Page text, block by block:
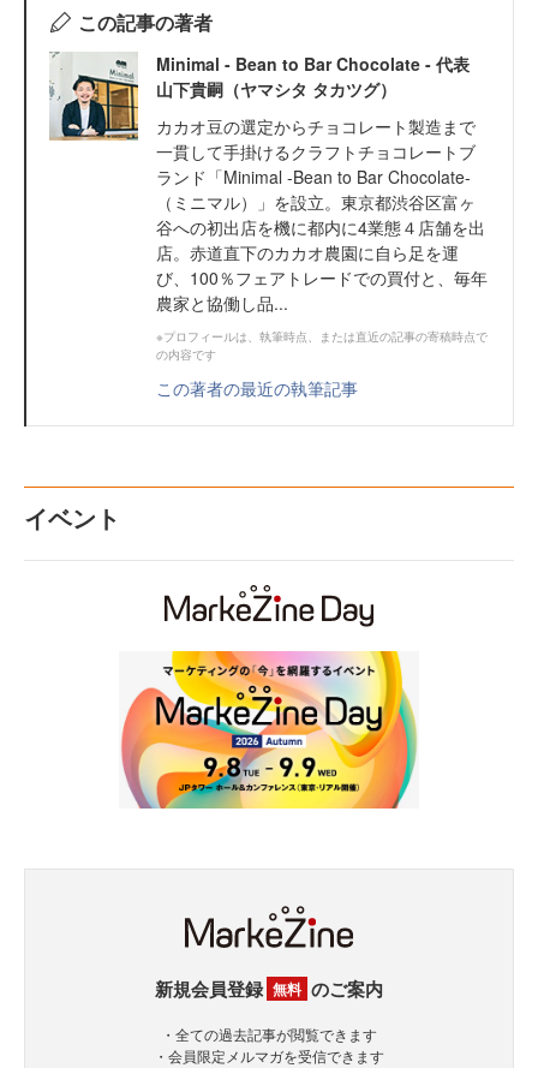
この記事の著者
Minimal - Bean to Bar Chocolate - 代表
山下貴嗣（ヤマシタ タカツグ）
カカオ豆の選定からチョコレート製造まで
一貫して手掛けるクラフトチョコレートブ
ランド「Minimal -Bean to Bar Chocolate-
（ミニマル）」を設立。東京都渋谷区富ヶ
谷への初出店を機に都内に4業態４店舗を出
店。赤道直下のカカオ農園に自ら足を運
び、100％フェアトレードでの買付と、毎年
農家と協働し品...
※プロフィールは、執筆時点、または直近の記事の寄稿時点で
の内容です
この著者の最近の執筆記事
イベント
新規会員登録 無料 のご案内
・全ての過去記事が閲覧できます
・会員限定メルマガを受信できます